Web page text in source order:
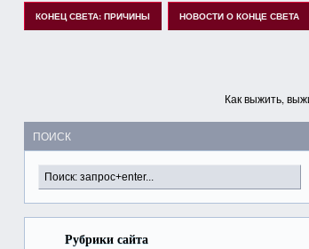
КОНЕЦ СВЕТА: ПРИЧИНЫ НОВОСТИ О КОНЦЕ СВЕТА
Как выжить,
ПОИСК
Рубрики сайта